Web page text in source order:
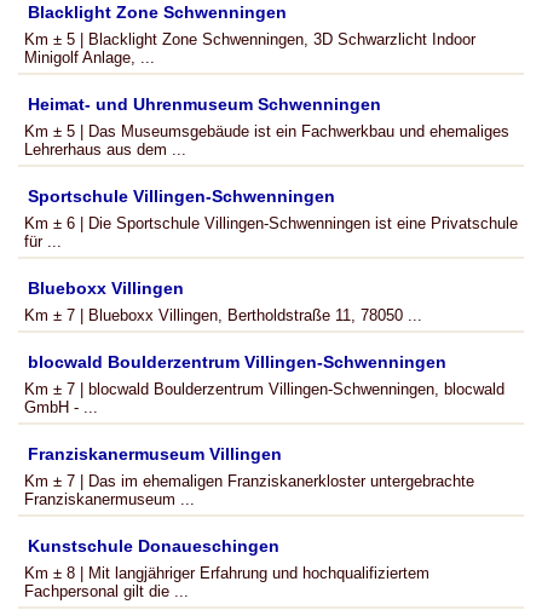
Blacklight Zone Schwenningen
Km ± 5 | Blacklight Zone Schwenningen, 3D Schwarzlicht Indoor
Minigolf Anlage, ...
Heimat- und Uhrenmuseum Schwenningen
Km ± 5 | Das Museumsgebäude ist ein Fachwerkbau und ehemaliges
Lehrerhaus aus dem ...
Sportschule Villingen-Schwenningen
Km ± 6 | Die Sportschule Villingen-Schwenningen ist eine Privatschule
für ...
Blueboxx Villingen
Km ± 7 | Blueboxx Villingen, Bertholdstraße 11, 78050 ...
blocwald Boulderzentrum Villingen-Schwenningen
Km ± 7 | blocwald Boulderzentrum Villingen-Schwenningen, blocwald
GmbH - ...
Franziskanermuseum Villingen
Km ± 7 | Das im ehemaligen Franziskanerkloster untergebrachte
Franziskanermuseum ...
Kunstschule Donaueschingen
Km ± 8 | Mit langjähriger Erfahrung und hochqualifiziertem
Fachpersonal gilt die ...